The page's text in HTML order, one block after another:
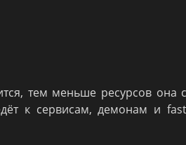
тем меньше ресурсов она
к сервисам, демонам и